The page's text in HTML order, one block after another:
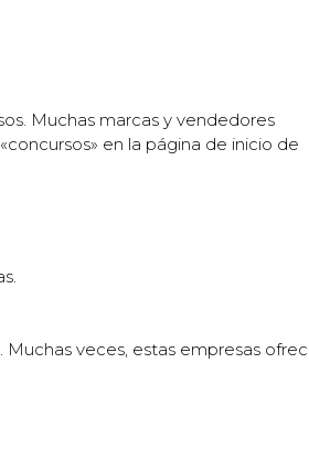
Muchas marcas y vendedores
en la página de inicio de
veces, estas empresas